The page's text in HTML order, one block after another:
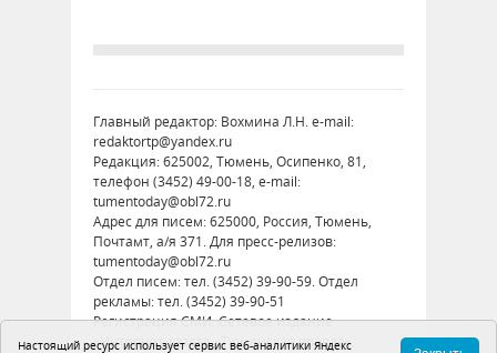
Главный редактор: Вохмина Л.Н. e-mail:
redaktortp@yandex.ru
Редакция: 625002, Тюмень, Осипенко, 81,
телефон (3452) 49-00-18, e-mail:
tumentoday@obl72.ru
Адрес для писем: 625000, Россия, Тюмень,
Почтамт, а/я 371. Для пресс-релизов:
tumentoday@obl72.ru
Отдел писем: тел. (3452) 39-90-59. Отдел
рекламы: тел. (3452) 39-90-51
Регистрация СМИ: Сетевое издание
«Интернет-газета «Тюменская правда»,
Настоящий ресурс использует сервис веб-аналитики Яндекс